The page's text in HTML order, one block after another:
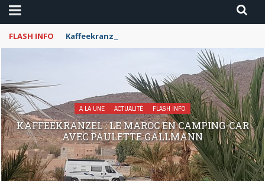
FLASH INFO Kaffeekranzel : Le Maroc en camping-car avec
A LA UNE ACTUALITÉ FLASH INFO
KAFFEEKRANZEL : LE MAROC EN CAMPING-CAR
AVEC PAULETTE GALLMANN